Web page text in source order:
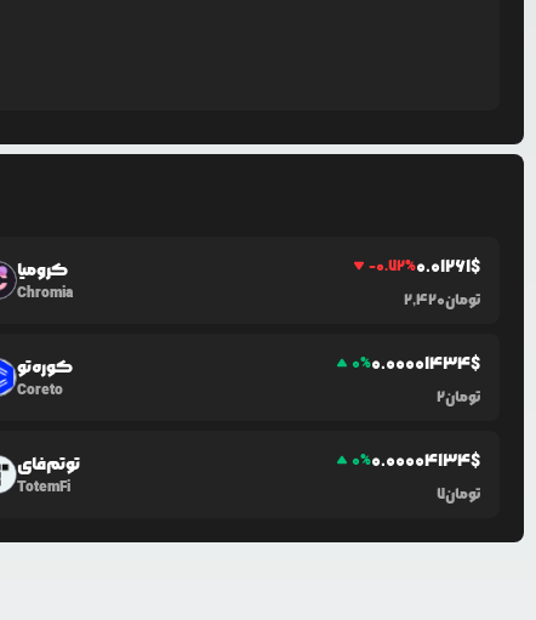
کرومیا
Chromia
-0.72%0.01261$
2,420تومان
کوره‌تو
Coreto
0%0.00001434$
2تومان
توتم‌فای
TotemFi
0%0.00004134$
7تومان